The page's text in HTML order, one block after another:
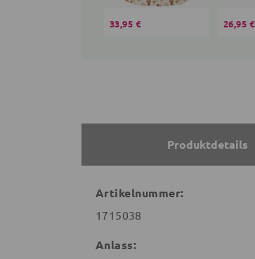
33,95 € 26,95 €
Produktdetails
Artikelnummer:
1715038
Anlass: